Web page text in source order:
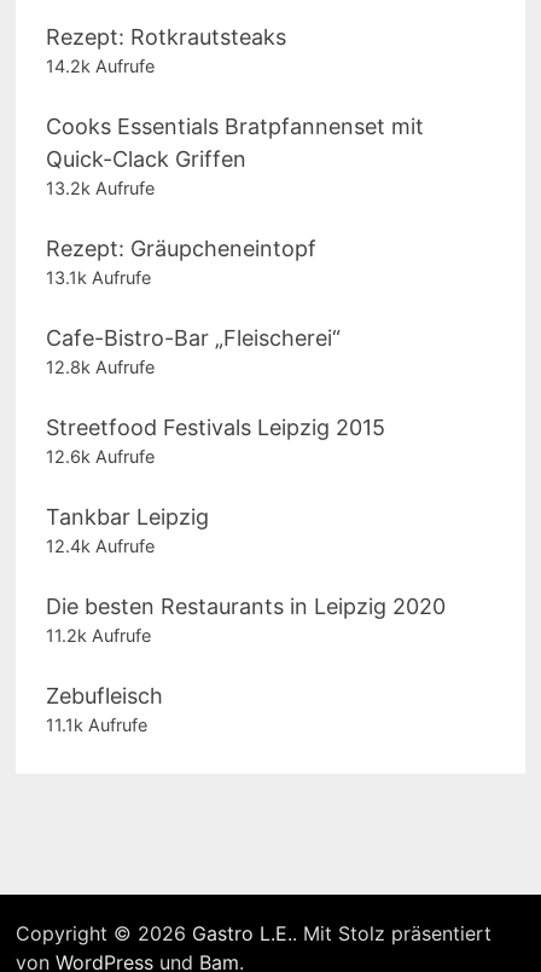
Rezept: Rotkrautsteaks
14.2k Aufrufe
Cooks Essentials Bratpfannenset mit
Quick-Clack Griffen
13.2k Aufrufe
Rezept: Gräupcheneintopf
13.1k Aufrufe
Cafe-Bistro-Bar „Fleischerei“
12.8k Aufrufe
Streetfood Festivals Leipzig 2015
12.6k Aufrufe
Tankbar Leipzig
12.4k Aufrufe
Die besten Restaurants in Leipzig 2020
11.2k Aufrufe
Zebufleisch
11.1k Aufrufe
Copyright © 2026 Gastro L.E.. Mit Stolz präsentiert
von WordPressund Bam.